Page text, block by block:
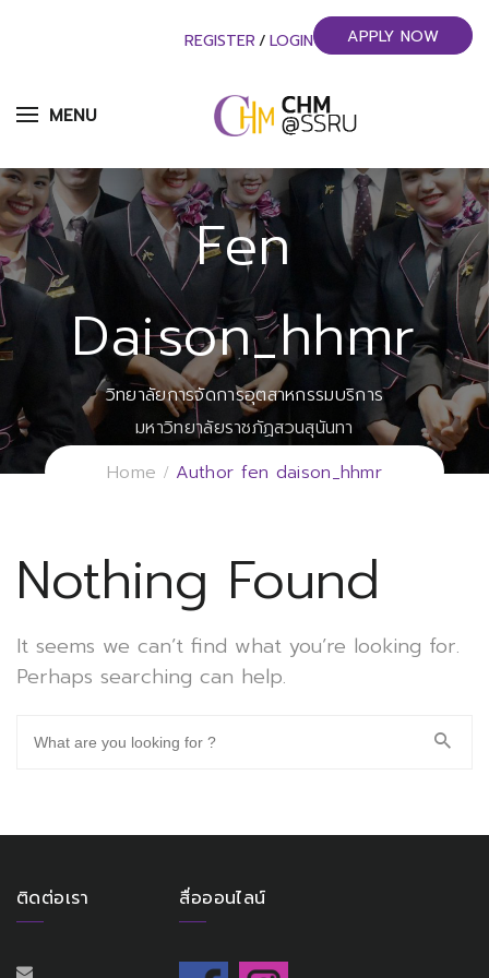
MENU
REGISTER / LOGIN APPLY NOW
Fen
Daison_hhmr
วิทยาลัยการจัดการอุตสาหกรรมบริการ
มหาวิทยาลัยราชภัฏสวนสุนันทา
Home
Author fen daison_hhmr
Nothing Found
It seems we can’t find what you’re looking for.
Perhaps searching can help.
ติดต่อเรา สื่อออนไลน์